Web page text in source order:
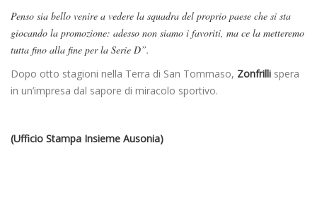
Penso sia bello venire a vedere la squadra del proprio paese che si sta
giocando la promozione: adesso non siamo i favoriti, ma ce la metteremo
tutta fino alla fine per la Serie D”.
Dopo otto stagioni nella Terra di San Tommaso, Zonfrilli spera
in un’impresa dal sapore di miracolo sportivo.
(Ufficio Stampa Insieme Ausonia)